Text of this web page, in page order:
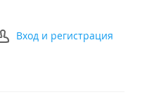
Вход и регистрация